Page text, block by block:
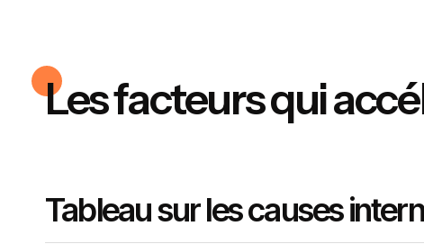
Les facteurs qui
Tableau sur les causes